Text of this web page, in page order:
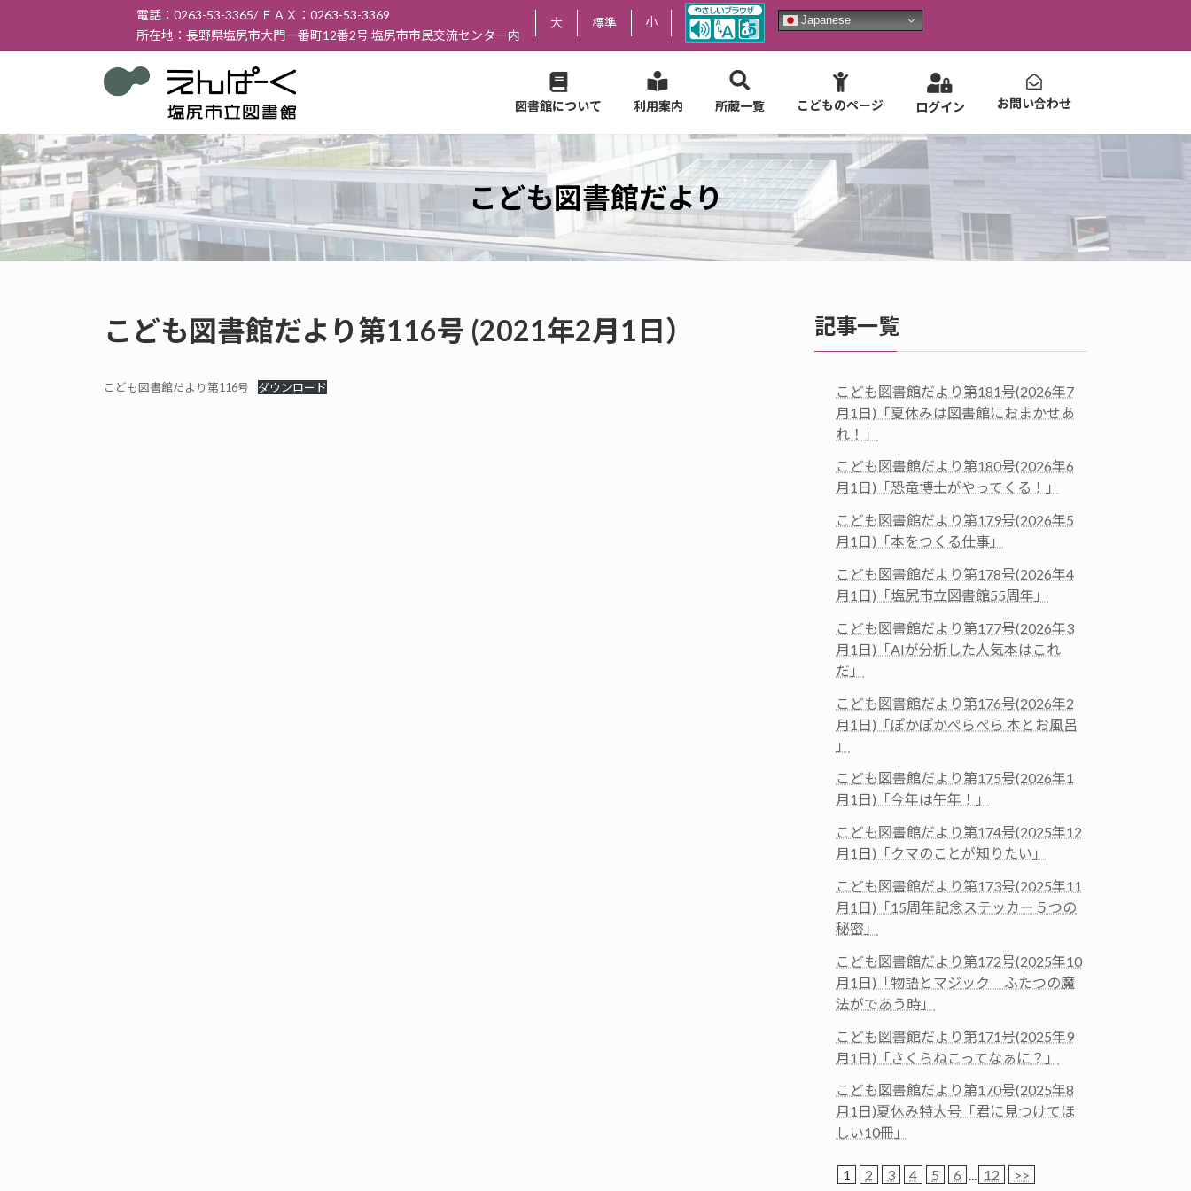
テ
ス
キ
ッ
ゲ
ン
に
移
電話：0263-53-3365/ ＦＡＸ：0263-53-3369
所在地：長野県塩尻市大門一番町12番2号 塩尻市市民交流センター内
大 標準 小 Japanese
図書館について 利用案内 所蔵一覧 こどものページ ログイン お問い合わせ
こども図書館だより
こども図書館だより第116号 (2021年2月1日）
こども図書館だより第116号 ダウンロード
記事一覧
こども図書館だより第181号(2026年7
月1日)「夏休みは図書館におまかせあ
れ！」
こども図書館だより第180号(2026年6
月1日)「恐竜博士がやってくる！」
こども図書館だより第179号(2026年5
月1日)「本をつくる仕事」
こども図書館だより第178号(2026年4
月1日)「塩尻市立図書館55周年」
こども図書館だより第177号(2026年3
月1日)「AIが分析した人気本はこれ
だ」
こども図書館だより第176号(2026年2
月1日)「ぽかぽかぺらぺら 本とお風呂
」
こども図書館だより第175号(2026年1
月1日)「今年は午年！」
こども図書館だより第174号(2025年12
月1日)「クマのことが知りたい」
こども図書館だより第173号(2025年11
月1日)「15周年記念ステッカー５つの
秘密」
こども図書館だより第172号(2025年10
月1日)「物語とマジック ふたつの魔
法がであう時」
こども図書館だより第171号(2025年9
月1日)「さくらねこってなぁに？」
こども図書館だより第170号(2025年8
月1日)夏休み特大号「君に見つけてほ
しい10冊」
1 2 3 4 5 6 ... 12 >>